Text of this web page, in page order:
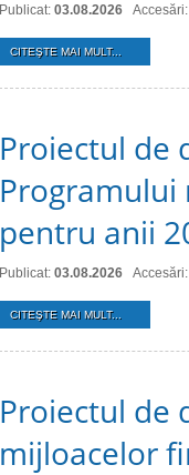
Publicat: 03.08.2026
CITEŞTE MAI MULT...
Proiectul de
Programului
pentru anii
Publicat: 03.08.2026
CITEŞTE MAI MULT...
Proiectul de
mijloacelor